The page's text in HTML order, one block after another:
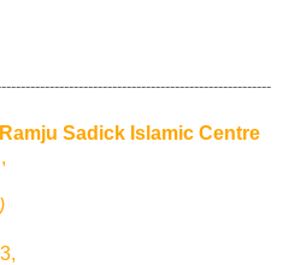
Sadick Islamic Centre